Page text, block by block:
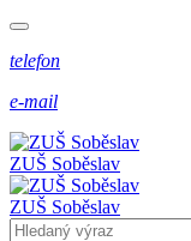
telefon
e-mail
ZUŠ Soběslav
ZUŠ Soběslav